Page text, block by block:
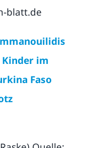
blatt.de
Kinder im
Faso